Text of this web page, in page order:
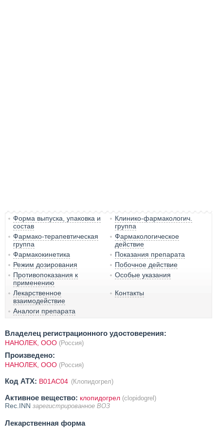
Форма выпуска, упаковка и
состав
Клинико-фармакологич.
группа
Фармако-терапевтическая
группа
Фармакологическое
действие
Фармакокинетика
Показания препарата
Режим дозирования
Побочное действие
Противопоказания к
применению
Особые указания
Лекарственное
взаимодействие
Контакты
Аналоги препарата
Владелец регистрационного удостоверения:
НАНОЛЕК, ООО (Россия)
Произведено:
НАНОЛЕК, ООО (Россия)
Код ATX: B01AC04 (Клопидогрел)
Активное вещество: клопидогрел (clopidogrel)
Rec.INN зарегистрированное ВОЗ
Лекарственная форма